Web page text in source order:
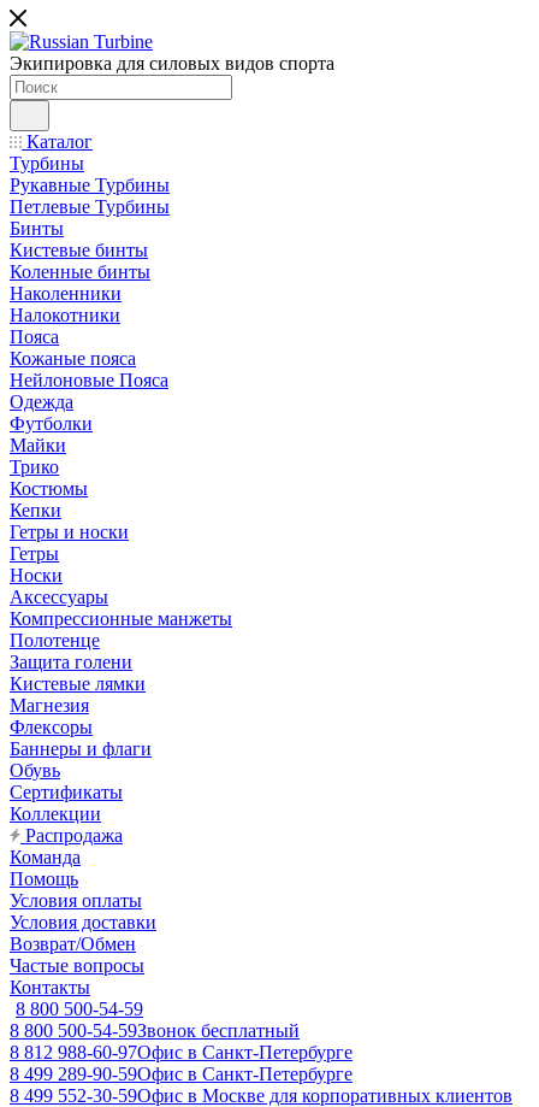
Экипировка для силовых видов спорта
Каталог
Турбины
Рукавные Турбины
Петлевые Турбины
Бинты
Кистевые бинты
Коленные бинты
Наколенники
Налокотники
Пояса
Кожаные пояса
Нейлоновые Пояса
Одежда
Футболки
Майки
Трико
Костюмы
Кепки
Гетры и носки
Гетры
Носки
Аксессуары
Компрессионные манжеты
Полотенце
Защита голени
Кистевые лямки
Магнезия
Флексоры
Баннеры и флаги
Обувь
Сертификаты
Коллекции
Распродажа
Команда
Помощь
Условия оплаты
Условия доставки
Возврат/Обмен
Частые вопросы
Контакты
8 800 500-54-59
8 800 500-54-59Звонок бесплатный
8 812 988-60-97Офис в Санкт-Петербурге
8 499 289-90-59Офис в Санкт-Петербурге
8 499 552-30-59Офис в Москве для корпоративных клиентов